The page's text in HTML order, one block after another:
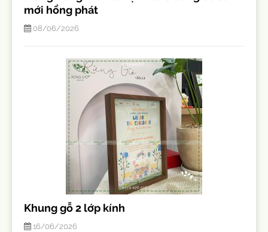
mới hồng phát
08/06/2026
Khung gỗ 2 lớp kính
16/06/2026